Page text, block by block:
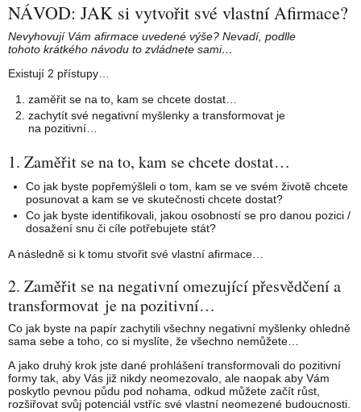
NÁVOD: JAK si vytvořit své vlastní Afirmace?
Nevyhovují Vám afirmace uvedené výše? Nevadí, podlle
tohoto krátkého návodu to zvládnete sami…
Existují 2 přístupy…
zaměřit se na to, kam se chcete dostat…
zachytít své negativní myšlenky a transformovat je
na pozitivní…
1. Zaměřit se na to, kam se chcete dostat…
Co jak byste popřemýšleli o tom, kam se ve svém životě chcete
posunovat a kam se ve skutečnosti chcete dostat?
Co jak byste identifikovali, jakou osobností se pro danou pozici /
dosažení snu či cíle potřebujete stát?
A následně si k tomu stvořit své vlastní afirmace…
2. Zaměřit se na negativní omezující přesvědčení a
transformovat je na pozitivní…
Co jak byste na papír zachytili všechny negativní myšlenky ohledně
sama sebe a toho, co si myslíte, že všechno nemůžete…
A jako druhý krok jste dané prohlášení transformovali do pozitivní
formy tak, aby Vás již nikdy neomezovalo, ale naopak aby Vám
poskytlo pevnou půdu pod nohama, odkud můžete začít růst,
rozšiřovat svůj potenciál vstříc své vlastní neomezené budoucnosti.